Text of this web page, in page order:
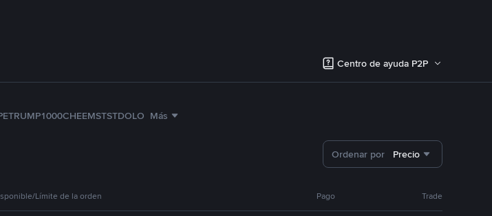
Centro de ayuda P2P
TRUMP1000CHEEMSTSTDOLO Más
Ordenar por Precio
Límite de la orden Pago Trade